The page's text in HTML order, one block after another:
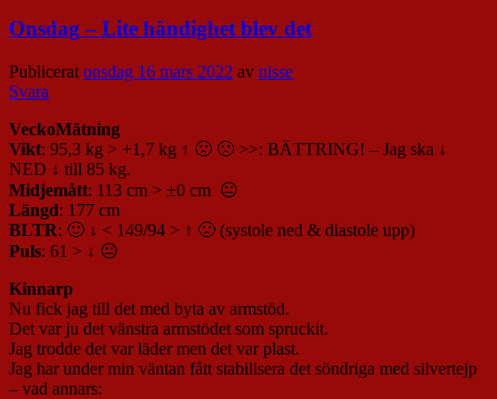
Onsdag – Lite händighet blev det
Publicerat onsdag 16 mars 2022 av nisse
Svara
VeckoMätning
Vikt: 95,3 kg > +1,7 kg ↑ 🙁 🙁 >>: BÄTTRING! – Jag ska ↓
NED ↓ till 85 kg.
Midjemått: 113 cm > ±0 cm 😐
Längd: 177 cm
BLTR: 🙂 ↓ < 149/94 > ↑ 🙁 (systole ned & diastole upp)
Puls: 61 > ↓ 😐
Kinnarp
Nu fick jag till det med byta av armstöd.
Det var ju det vänstra armstödet som spruckit.
Jag trodde det var läder men det var plast.
Jag har under min väntan fått stabilisera det söndriga med silvertejp
– vad annars: